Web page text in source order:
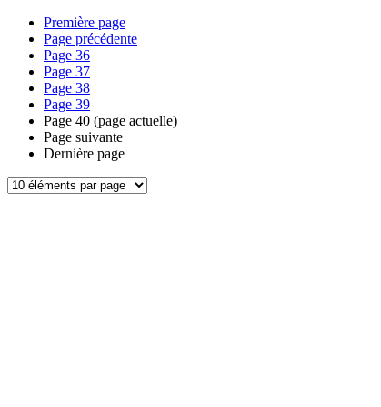
Première page
Page précédente
Page 36
Page 37
Page 38
Page 39
Page 40 (page actuelle)
Page suivante
Dernière page